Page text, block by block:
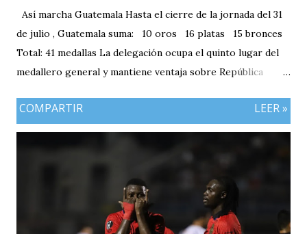
Así marcha Guatemala Hasta el cierre de la jornada del 31
de julio , Guatemala suma: 10 oros 16 platas 15 bronces
Total: 41 medallas La delegación ocupa el quinto lugar del
medallero general y mantiene ventaja sobre República
plata, aunque ambos países registran el mismo número de
COMPARTIR LEER »